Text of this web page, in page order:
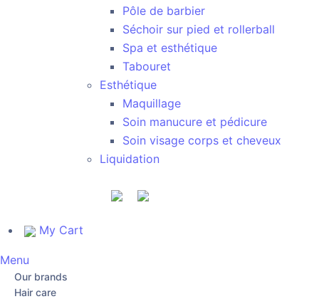
My Cart
Pôle de barbier
Séchoir sur pied et rollerball
Spa et esthétique
Tabouret
Esthétique
Maquillage
Soin manucure et pédicure
Soin visage corps et cheveux
Liquidation
Menu
Our brands
Hair care